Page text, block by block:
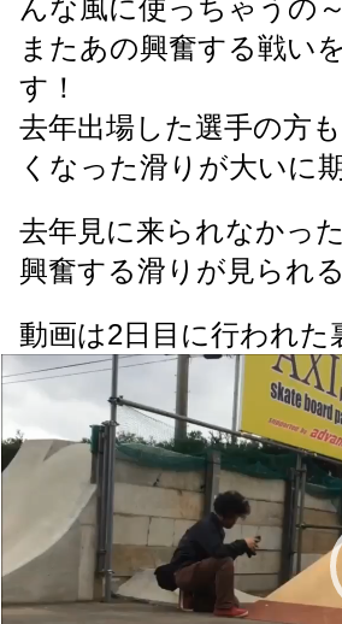
んな風に使っちゃうの
またあの興奮する戦い
す！
去年出場した選手の方
くなった滑りが大いに
去年見に来られなかっ
興奮する滑りが見られ
動画は2日目に行われた
画
ー
ヤ